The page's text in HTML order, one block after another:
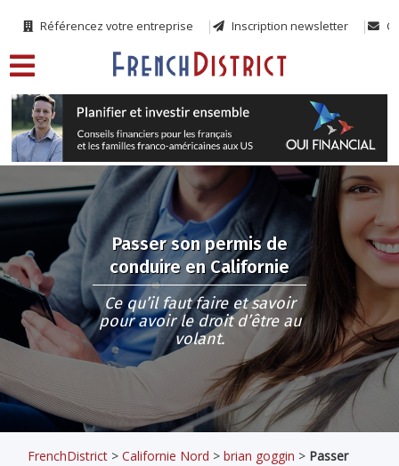
Référencez votre entreprise Inscription newsletter
Passer son permis de
conduire en Californie
Ce qu’il faut faire et savoir
pour avoir le droit d’être au
volant.
FrenchDistrict >Californie Nord >brian goggin > Passer